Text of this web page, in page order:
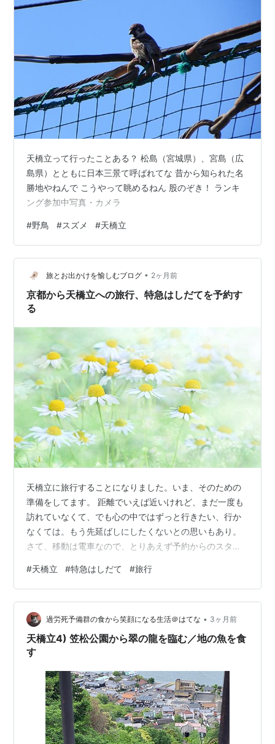
天橋立って行ったことある？ 松島（宮城県）、宮島（広
島県）とともに日本三景て呼ばれてな 昔から知られた名
勝地やねんで こうやって眺めるねん 股のぞき！ ランキ
ング参加中写真・カメラ
#野鳥 #スズメ #天橋立
旅とお出かけを愉しむブログ • 2ヶ月前
京都から天橋立への旅行、特急はしだてを予約す
る
天橋立に旅行することになりました。いま、そのための
準備をしてます。 距離でいえば近いけれど、まだ一度も
訪れていなくて、でも心の中ではずっと行きたい、行か
なくては。もう先延ばしにしたくないとの思いもあり。
さて、移動は電車なので、とりあえず予約からのスター
駅名検索。 二条 ---- 天橋立（京丹後鉄道） 「特急はし
だて」で直行、乗り換えなし。好きな座席を選んだあ
と、クレカで支払いを済ませて、はい、終わり。と思い
きや・・・このあとに、まさかの勘違いに気がつきまし
た。 この路線はチケットレス対象外、であること。 どう
やら路線によってはチケット…
#天橋立 #特急はしだて #旅行
過労死予備群の食から笑顔になる生活＠はてな • 3ヶ月前
天橋立4) 笠松公園から翠の龍を臨む／地の魚を食
す